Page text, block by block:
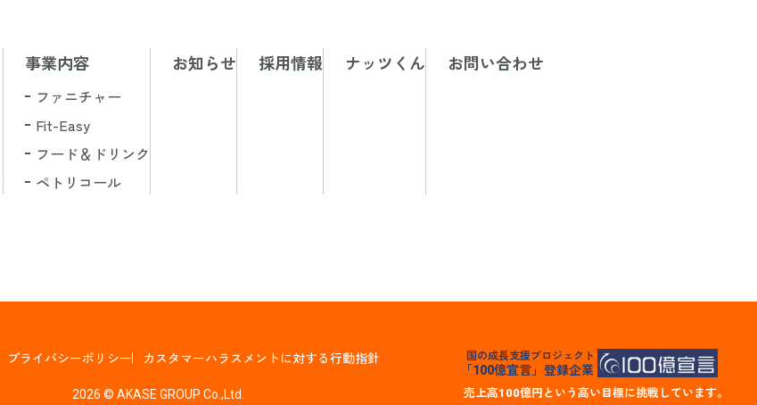
事業内容
ファニチャー
Fit-Easy
フード＆ドリンク
ペトリコール
お知らせ 採用情報 ナッツくん お問い合わせ
プライバシーポリシー カスタマーハラスメントに対する行動指針 国の成長支援プロジェクト
「100億宣言」登録企業
売上高100億円という高い目標に挑戦しています。
2026 © AKASE GROUP Co.,Ltd.